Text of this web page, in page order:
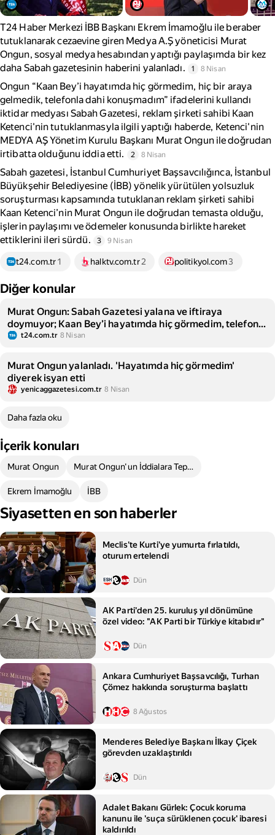
T24 Haber Merkezi İBB Başkanı Ekrem İmamoğlu ile beraber
tutuklanarak cezaevine giren Medya A.Ş yöneticisi Murat
Ongun, sosyal medya hesabından yaptığı paylaşımda bir kez
daha Sabah gazetesinin haberini yalanladı.
1 8 Nisan
Ongun “Kaan Bey’i hayatımda hiç görmedim, hiç bir araya
gelmedik, telefonla dahi konuşmadım” ifadelerini kullandı
iktidar medyası Sabah Gazetesi, reklam şirketi sahibi Kaan
Ketenci'nin tutuklanmasyla ilgili yaptığı haberde, Ketenci'nin
MEDYA AŞ Yönetim Kurulu Başkanı Murat Ongun ile doğrudan
irtibatta olduğunu iddia etti.
2 8 Nisan
Sabah gazetesi, İstanbul Cumhuriyet Başsavcılığınca, İstanbul
Büyükşehir Belediyesine (İBB) yönelik yürütülen yolsuzluk
soruşturması kapsamında tutuklanan reklam şirketi sahibi
Kaan Ketenci’nin Murat Ongun ile doğrudan temasta olduğu,
işlerin paylaşımı ve ödemeler konusunda birlikte hareket
ettiklerini ileri sürdü.
3 9 Nisan
t24.com.tr1 halktv.com.tr 2 politikyol.com3
Diğer konular
Murat Ongun: Sabah Gazetesi yalana ve iftiraya
doymuyor; Kaan Bey’i hayatımda hiç görmedim, telefonla
dahi konuşmadım
t24.com.tr 8 Nisan
Murat Ongun yalanladı. 'Hayatımda hiç görmedim'
diyerek isyan etti
yenicaggazetesi.com.tr 8 Nisan
Daha fazla oku
İçerik konuları
Murat Ongun Murat Ongun'un İddialara Tepkileri
Ekrem İmamoğlu İBB
Siyasetten en son haberler
Meclis'te Kurti'ye yumurta fırlatıldı,
oturum ertelendi
Dün
AK Parti'den 25. kuruluş yıl dönümüne
özel video: "AK Parti bir Türkiye kitabıdır"
Dün
Ankara Cumhuriyet Başsavcılığı, Turhan
Çömez hakkında soruşturma başlattı
8 Ağustos
Menderes Belediye Başkanı İlkay Çiçek
görevden uzaklaştırıldı
Dün
Adalet Bakanı Gürlek: Çocuk koruma
kanunu ile 'suça sürüklenen çocuk' ibaresi
kaldırıldı